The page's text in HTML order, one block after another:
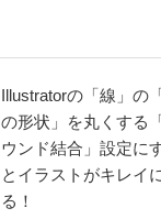
Illustratorの「線」の
の形状」を丸くする
ウンド結合」設定に
とイラストがキレイ
る！